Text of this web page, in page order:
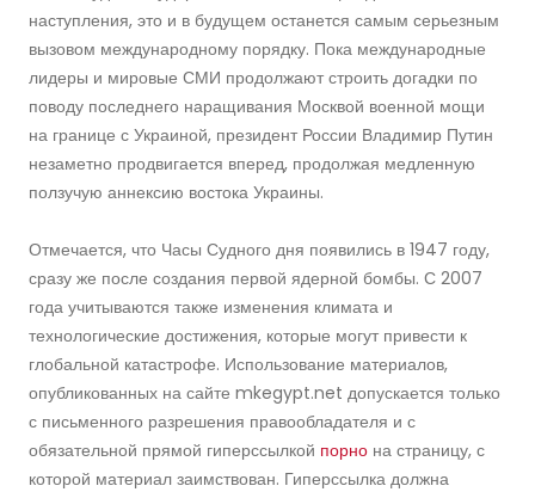
наступления, это и в будущем останется самым серьезным
вызовом международному порядку. Пока международные
лидеры и мировые СМИ продолжают строить догадки по
поводу последнего наращивания Москвой военной мощи
на границе с Украиной, президент России Владимир Путин
незаметно продвигается вперед, продолжая медленную
ползучую аннексию востока Украины.
Отмечается, что Часы Судного дня появились в 1947 году,
сразу же после создания первой ядерной бомбы. С 2007
года учитываются также изменения климата и
технологические достижения, которые могут привести к
глобальной катастрофе. Использование материалов,
опубликованных на сайте mkegypt.net допускается только
с письменного разрешения правообладателя и с
обязательной прямой гиперссылкой порно на страницу, с
которой материал заимствован. Гиперссылка должна